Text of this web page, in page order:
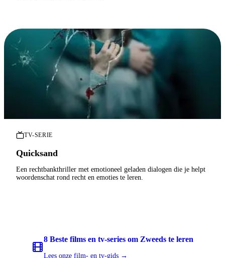
TV-SERIE
Quicksand
Een rechtbankthriller met emotioneel geladen dialogen die je helpt
woordenschat rond recht en emoties te leren.
8 Beste films en tv-series om Zweeds te leren
Lees onze film- en tv-gids →